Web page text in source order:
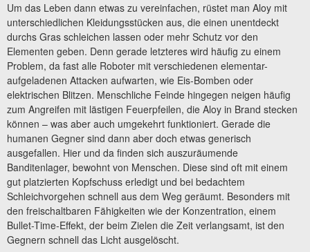
Um das Leben dann etwas zu vereinfachen, rüstet man Aloy mit
unterschiedlichen Kleidungsstücken aus, die einen unentdeckt
durchs Gras schleichen lassen oder mehr Schutz vor den
Elementen geben. Denn gerade letzteres wird häufig zu einem
Problem, da fast alle Roboter mit verschiedenen elementar-
aufgeladenen Attacken aufwarten, wie Eis-Bomben oder
elektrischen Blitzen. Menschliche Feinde hingegen neigen häufig
zum Angreifen mit lästigen Feuerpfeilen, die Aloy in Brand stecken
können – was aber auch umgekehrt funktioniert. Gerade die
humanen Gegner sind dann aber doch etwas generisch
ausgefallen. Hier und da finden sich auszuräumende
Banditenlager, bewohnt von Menschen. Diese sind oft mit einem
gut platzierten Kopfschuss erledigt und bei bedachtem
Schleichvorgehen schnell aus dem Weg geräumt. Besonders mit
den freischaltbaren Fähigkeiten wie der Konzentration, einem
Bullet-Time-Effekt, der beim Zielen die Zeit verlangsamt, ist den
Gegnern schnell das Licht ausgelöscht.